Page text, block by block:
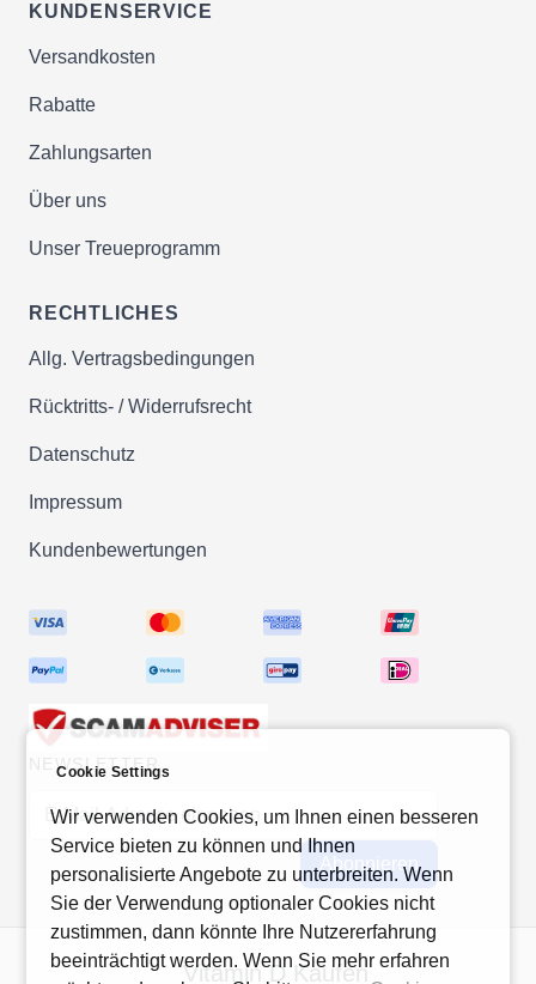
Europa.
Hochwertige Rohstoffe bester
bestmöglichen
✔optimale Bioverfügbarkeit der
durch Lebensmittelgutachter für
den bestmöglichen
Ernährungsnutzen
Herstellung in innovativen &
zertifizierten
KUNDENSERVICE
Versandkosten
Rabatte
Zahlungsarten
Über uns
Unser Treueprogramm
RECHTLICHES
Allg. Vertragsbedingungen
Rücktritts- / Widerrufsrecht
Datenschutz
Impressum
Kundenbewertungen
NEWSLETTER
Abonnieren
Vitamin D Kaufen
Cookie Settings
Wir verwenden Cookies, um Ihnen einen besseren
Service bieten zu können und Ihnen
personalisierte Angebote zu unterbreiten. Wenn
Sie der Verwendung optionaler Cookies nicht
zustimmen, dann könnte Ihre Nutzererfahrung
beeinträchtigt werden. Wenn Sie mehr erfahren